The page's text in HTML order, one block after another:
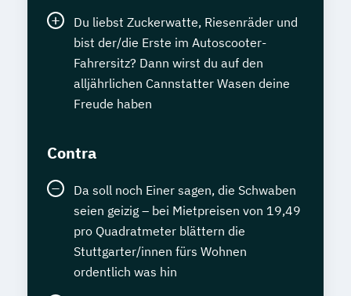
Du liebst Zuckerwatte, Riesenräder und
bist der/die Erste im Autoscooter-
Fahrersitz? Dann wirst du auf den
alljährlichen Cannstatter Wasen deine
Freude haben
Contra
Da soll noch Einer sagen, die Schwaben
seien geizig – bei Mietpreisen von 19,49
pro Quadratmeter blättern die
Stuttgarter/innen fürs Wohnen
ordentlich was hin